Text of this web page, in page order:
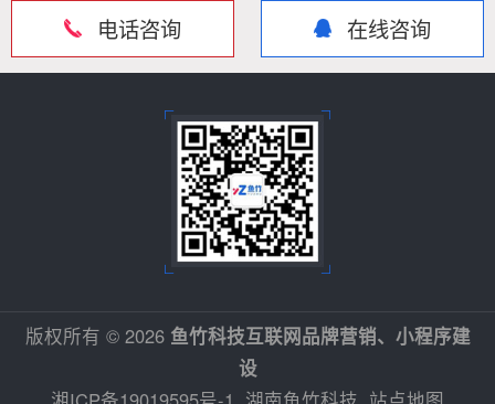
电话咨询 在线咨询
版权所有 © 2026 鱼竹科技互联网品牌营销、小程序建
设